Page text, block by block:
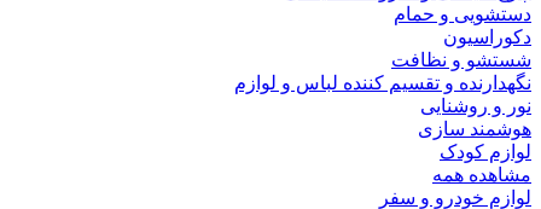
دستشویی و حمام
دکوراسیون
شستشو و نظافت
نگهدارنده و تقسیم کننده لباس و لوازم
نور و روشنایی
هوشمند سازی
لوازم کودک
مشاهده همه
لوازم خودرو و سفر